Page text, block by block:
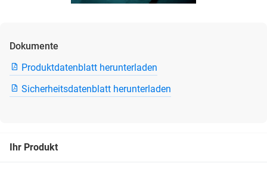
Dokumente
Produktdatenblatt herunterladen
Sicherheitsdatenblatt herunterladen
Ihr Produkt